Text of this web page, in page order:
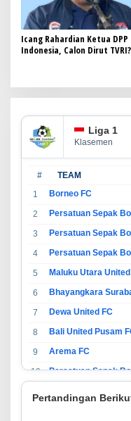
Icang Rahardian Ketua DPP
Indonesia, Calon Dirut TVRI?
Liga 1
Klasemen
# TEAM
1 Borneo FC
2
3
4
Persatuan Sepak
5
Maluku Utara
6
Bhayangkara
7
Dewa United FC
8
Bali United Pusam
9
Arema FC
10
Pertandingan